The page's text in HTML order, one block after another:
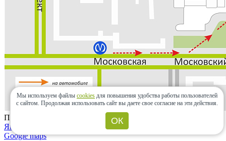
Проложить маршрут
Яндекс.карты
Google maps
Мы используем файлы cookies для повышения удобства работы пользователей
с сайтом. Продолжая использовать сайт вы даете свое согласие на эти действия.
ОК